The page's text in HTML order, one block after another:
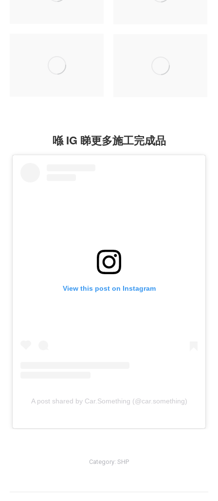
喺 IG 睇更多施工完成品
View this post on Instagram
A post shared by Car.Something (@car.something)
Category: SHP